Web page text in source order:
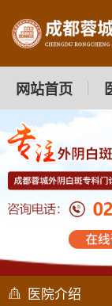
网站首页
医院介绍